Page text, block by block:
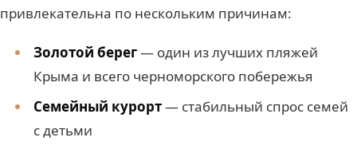
привлекательна по нескольким причинам:
Золотой берег— один из лучших пляжей
Крыма и всего черноморского побережья
Семейный курорт— стабильный спрос семей
с детьми